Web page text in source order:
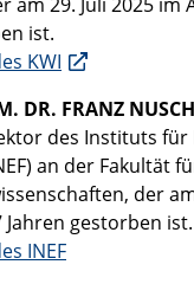
ist.
KWI
DR. FRANZ
des Instituts für
an der Fakultät
der
gestorben ist.
INEF